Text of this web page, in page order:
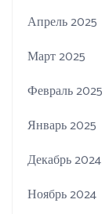
Апрель 2025
Март 2025
Февраль 2025
Январь 2025
Декабрь 2024
Ноябрь 2024